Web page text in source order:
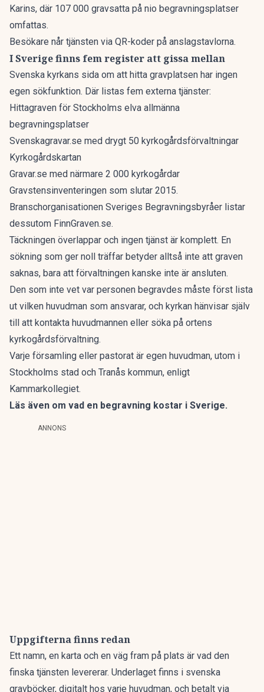
Karins, där 107 000 gravsatta på nio begravningsplatser
omfattas.
Besökare når tjänsten via QR-koder på anslagstavlorna.
I Sverige finns fem register att gissa mellan
Svenska kyrkans sida om att hitta gravplatsen har ingen
egen sökfunktion. Där listas fem externa tjänster:
Hittagraven för Stockholms elva allmänna
begravningsplatser
Svenskagravar.se med drygt 50 kyrkogårdsförvaltningar
Kyrkogårdskartan
Gravar.se med närmare 2 000 kyrkogårdar
Gravstensinventeringen som slutar 2015.
Branschorganisationen Sveriges Begravningsbyråer listar
dessutom FinnGraven.se.
Täckningen överlappar och ingen tjänst är komplett. En
sökning som ger noll träffar betyder alltså inte att graven
saknas, bara att förvaltningen kanske inte är ansluten.
Den som inte vet var personen begravdes måste först lista
ut vilken huvudman som ansvarar, och kyrkan hänvisar själv
till att kontakta huvudmannen eller söka på ortens
kyrkogårdsförvaltning.
Varje församling eller pastorat är egen huvudman, utom i
Stockholms stad och Tranås kommun, enligt
Kammarkollegiet.
Läs även om vad en begravning kostar i Sverige.
ANNONS
Uppgifterna finns redan
Ett namn, en karta och en väg fram på plats är vad den
finska tjänsten levererar. Underlaget finns i svenska
gravböcker, digitalt hos varje huvudman, och betalt via